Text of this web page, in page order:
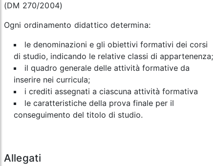
(DM 270/2004)
Ogni ordinamento didattico determina:
le denominazioni e gli obiettivi formativi dei corsi
di studio, indicando le relative classi di appartenenza;
il quadro generale delle attività formative da
inserire nei curricula;
i crediti assegnati a ciascuna attività formativa
le caratteristiche della prova finale per il
conseguimento del titolo di studio.
Allegati